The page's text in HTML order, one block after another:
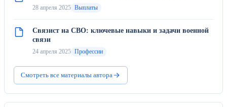
28 апреля 2025 Выплаты
Связист на СВО: ключевые навыки и задачи военной
связи
24 апреля 2025 Профессии
Смотреть все материалы автора